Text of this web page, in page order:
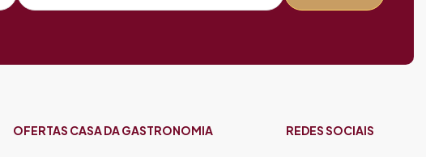
OFERTAS CASA DA GASTRONOMIA REDES SOCIAIS